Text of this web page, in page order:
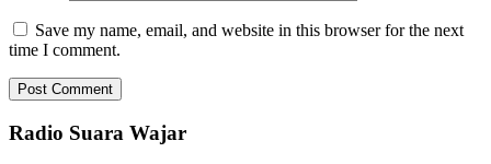
Save my name, email, and website in this browser for the next
time I comment.
Radio Suara Wajar